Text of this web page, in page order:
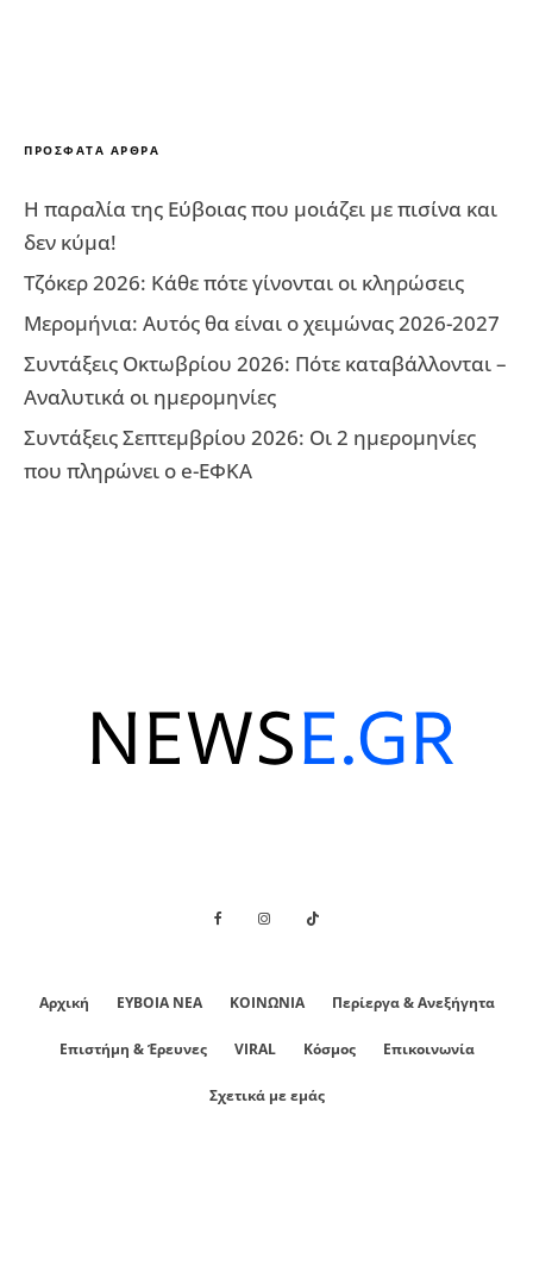
ΠΡΌΣΦΑΤΑ ΆΡΘΡΑ
Η παραλία της Εύβοιας που μοιάζει με πισίνα και
δεν κύμα!
Τζόκερ 2026: Κάθε πότε γίνονται οι κληρώσεις
Μερομήνια: Αυτός θα είναι ο χειμώνας 2026-2027
Συντάξεις Οκτωβρίου 2026: Πότε καταβάλλονται –
Αναλυτικά οι ημερομηνίες
Συντάξεις Σεπτεμβρίου 2026: Οι 2 ημερομηνίες
που πληρώνει ο e-ΕΦΚΑ
Αρχική ΕΥΒΟΙΑ ΝΕΑ ΚΟΙΝΩΝΙΑ Περίεργα & Ανεξήγητα
Επιστήμη & Έρευνες VIRAL Κόσμος Επικοινωνία
Σχετικά με εμάς